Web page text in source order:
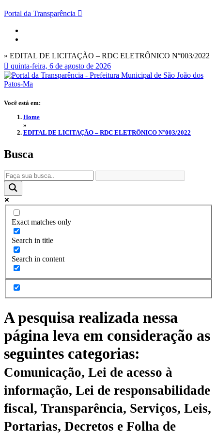
Portal da Transparência
» EDITAL DE LICITAÇÃO – RDC ELETRÔNICO N°003/2022
quinta-feira, 6 de agosto de 2026
Você está em:
Home
»
EDITAL DE LICITAÇÃO – RDC ELETRÔNICO N°003/2022
Busca
Exact matches only
Search in title
Search in content
A pesquisa realizada nessa
página leva em consideração as
seguintes categorias:
Comunicação, Lei de acesso à
informação, Lei de responsabilidade
fiscal, Transparência, Serviços, Leis,
Portarias, Decretos e Folha de